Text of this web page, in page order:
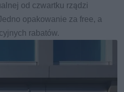
od czwartku rządzi
opakowanie za free, a
rabatów.